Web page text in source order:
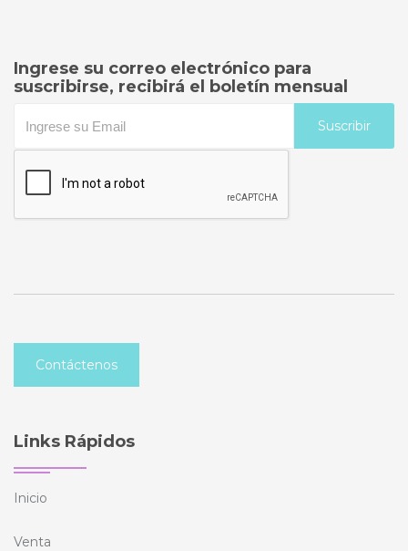
Ingrese su correo electrónico para
suscribirse, recibirá el boletín mensual
Suscribir
Contáctenos
Links Rápidos
Inicio
Venta